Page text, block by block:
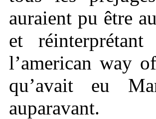
auraient pu être
et
l’american way
qu’avait eu
auparavant.